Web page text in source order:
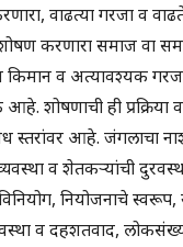
वाढत्या गरजा व
शोषण करणारा समाज वा
किमान व अत्यावश्यक
शोषणाची ही प्रक्रिया
स्तरांवर आहे. जंगलाचा
व शेतकऱ्यांची
नियोजनाचे स्वरूप,
व दहशतवाद,